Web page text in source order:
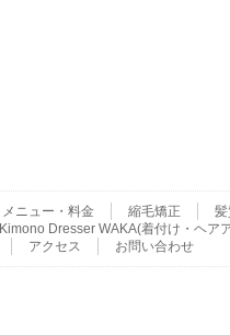
メニュー・料金 縮毛矯正 髪
Kimono Dresser WAKA(着付け・ヘア
アクセス お問い合わせ